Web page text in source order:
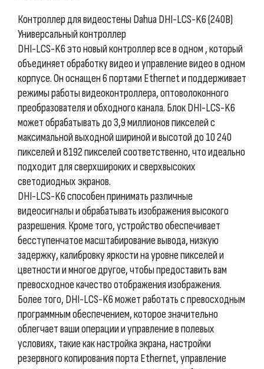
Контроллер для видеостены Dahua DHI-LCS-K6 (240В)
Универсальный контроллер
DHI-LCS-K6 это новый контроллер все в одном , который
объединяет обработку видео и управление видео в одном
корпусе. Он оснащен 6 портами Ethernet и поддерживает
режимы работы видеоконтроллера, оптоволоконного
преобразователя и обходного канала. Блок DHI-LCS-K6
может обрабатывать до 3,9 миллионов пикселей с
максимальной выходной шириной и высотой до 10 240
пикселей и 8192 пикселей соответственно, что идеально
подходит для сверхшироких и сверхвысоких
светодиодных экранов.
DHI-LCS-K6 способен принимать различные
видеосигналы и обрабатывать изображения высокого
разрешения. Кроме того, устройство обеспечивает
бесступенчатое масштабирование вывода, низкую
задержку, калибровку яркости на уровне пикселей и
цветности и многое другое, чтобы предоставить вам
превосходное качество отображения изображения.
Более того, DHI-LCS-K6 может работать с превосходным
программным обеспечением, которое значительно
облегчает ваши операции и управление в полевых
условиях, такие как настройка экрана, настройки
резервного копирования порта Ethernet, управление